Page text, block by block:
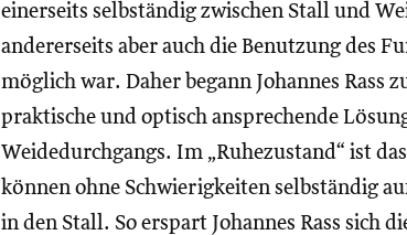
einerseits selbständig zwischen Stall und
andererseits aber auch die Benutzung des
möglich war. Daher begann Johannes Rass
praktische und optisch ansprechende
Weidedurchgangs. Im „Ruhezustand“ ist
können ohne Schwierigkeiten selbständig
in den Stall. So erspart Johannes Rass sich